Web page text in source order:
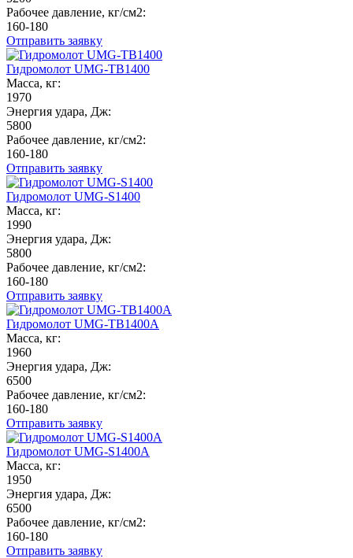
Рабочее давление, кг/см2:
160-180
Отправить заявку
Гидромолот UMG-TB1400
Масса, кг:
1970
Энергия удара, Дж:
5800
Рабочее давление, кг/см2:
160-180
Отправить заявку
Гидромолот UMG-S1400
Масса, кг:
1990
Энергия удара, Дж:
5800
Рабочее давление, кг/см2:
160-180
Отправить заявку
Гидромолот UMG-TB1400A
Масса, кг:
1960
Энергия удара, Дж:
6500
Рабочее давление, кг/см2:
160-180
Отправить заявку
Гидромолот UMG-S1400A
Масса, кг:
1950
Энергия удара, Дж:
6500
Рабочее давление, кг/см2:
160-180
Отправить заявку